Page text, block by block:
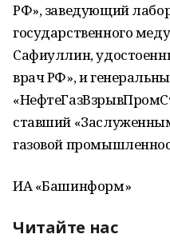
РФ», заведующий
государственного
Сафиуллин,
врач РФ», и
ставший
газовой
ИА «Башинформ»
Читайте нас